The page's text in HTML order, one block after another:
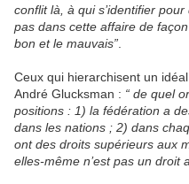
conflit là, à qui s’identifier
pas dans cette affaire de
bon et le mauvais”
Ceux qui hierarchisent un
André Glucksman : “ de quel
positions : 1) la fédération a
dans les nations ; 2) dans
ont des droits supérieurs aux
elles-même n’est pas un droit